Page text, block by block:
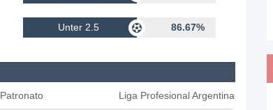
Unter 2.5 86.67%
Patronato Liga Profesional Argentina